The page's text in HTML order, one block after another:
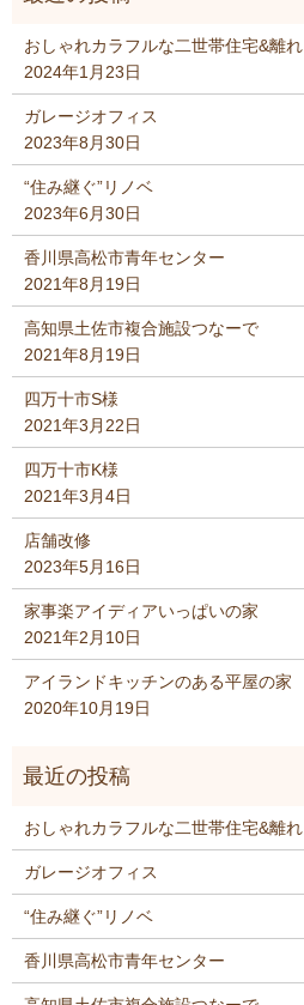
おしゃれカラフルな二世帯住宅&離れ
2024年1月23日
ガレージオフィス
2023年8月30日
“住み継ぐ”リノベ
2023年6月30日
香川県高松市青年センター
2021年8月19日
高知県土佐市複合施設つなーで
2021年8月19日
四万十市S様
2021年3月22日
四万十市K様
2021年3月4日
店舗改修
2023年5月16日
家事楽アイディアいっぱいの家
2021年2月10日
アイランドキッチンのある平屋の家
2020年10月19日
おしゃれカラフルな二世帯住宅&離れ
ガレージオフィス
“住み継ぐ”リノベ
香川県高松市青年センター